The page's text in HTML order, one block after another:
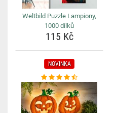
Weltbild Puzzle Lampiony,
1000 dílků
115 Kč
NOVINKA